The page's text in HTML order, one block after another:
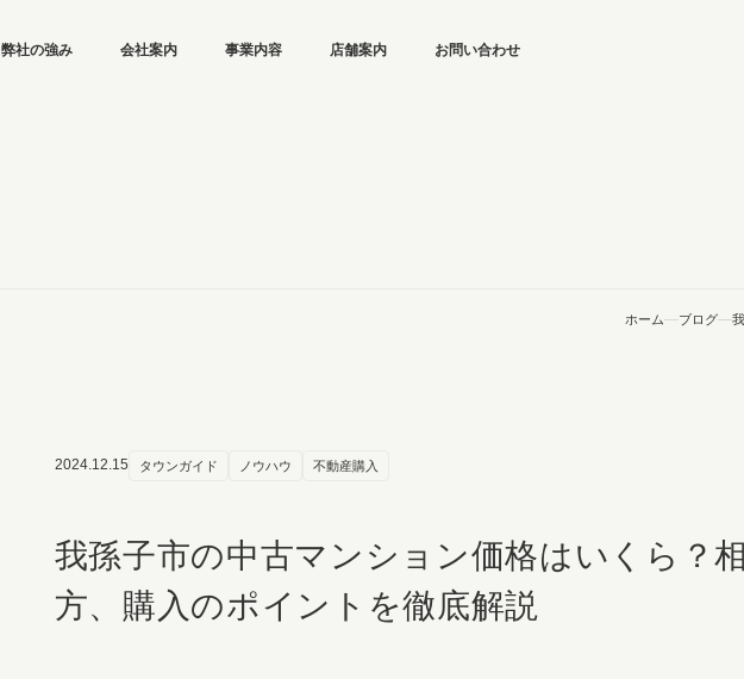
弊社の強み 会社案内 事業内容 店舗案内 お問い合わせ
ホーム ブログ
2024.12.15 タウンガイド ノウハウ 不動産購入
我孫子市の中古マンション価格はいくら？
方、購入のポイントを徹底解説